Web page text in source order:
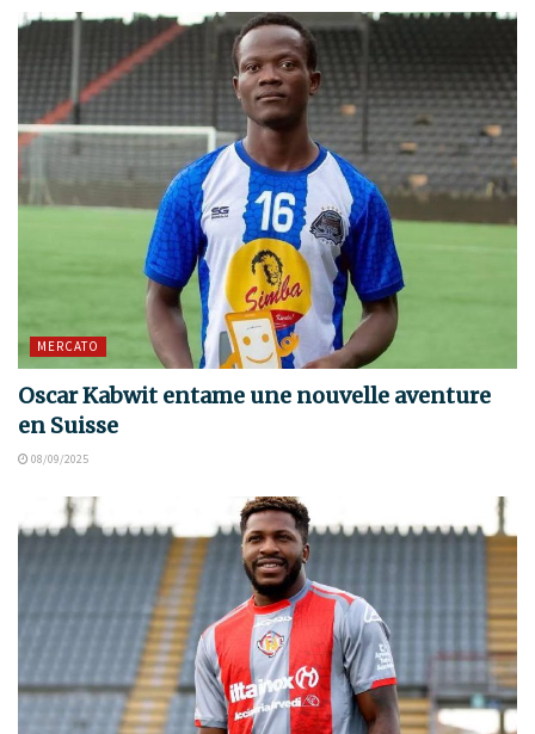
MERCATO
Oscar Kabwit entame une nouvelle aventure
en Suisse
08/09/2025